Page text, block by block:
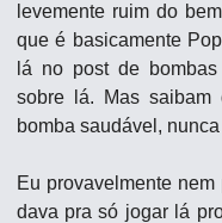
levemente ruim do
que é basicamente
lá no post de
sobre lá. Mas saibam
bomba saudável,
Eu provavelmente
dava pra só jogar lá